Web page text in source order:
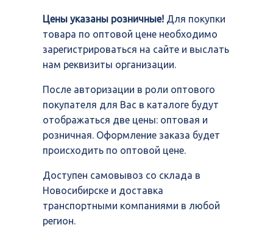
Цены указаны розничные! Для покупки
товара по оптовой цене необходимо
зарегистрироваться на сайте и выслать
нам реквизиты организации.
После авторизации в роли оптового
покупателя для Вас в каталоге будут
отображаться две цены: оптовая и
розничная. Оформление заказа будет
происходить по оптовой цене.
Доступен самовывоз со склада в
Новосибирске и доставка
транспортными компаниями в любой
регион.